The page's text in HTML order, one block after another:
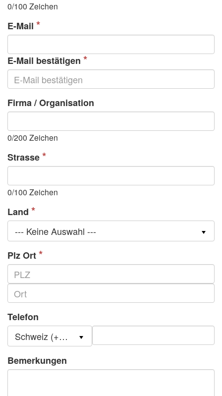
0/100 Zeichen
E-Mail
E-Mail bestätigen
Firma / Organisation
0/200 Zeichen
Strasse
0/100 Zeichen
Land
--- Keine Auswahl ---
Plz Ort
Telefon
Schweiz (+41)
Bemerkungen